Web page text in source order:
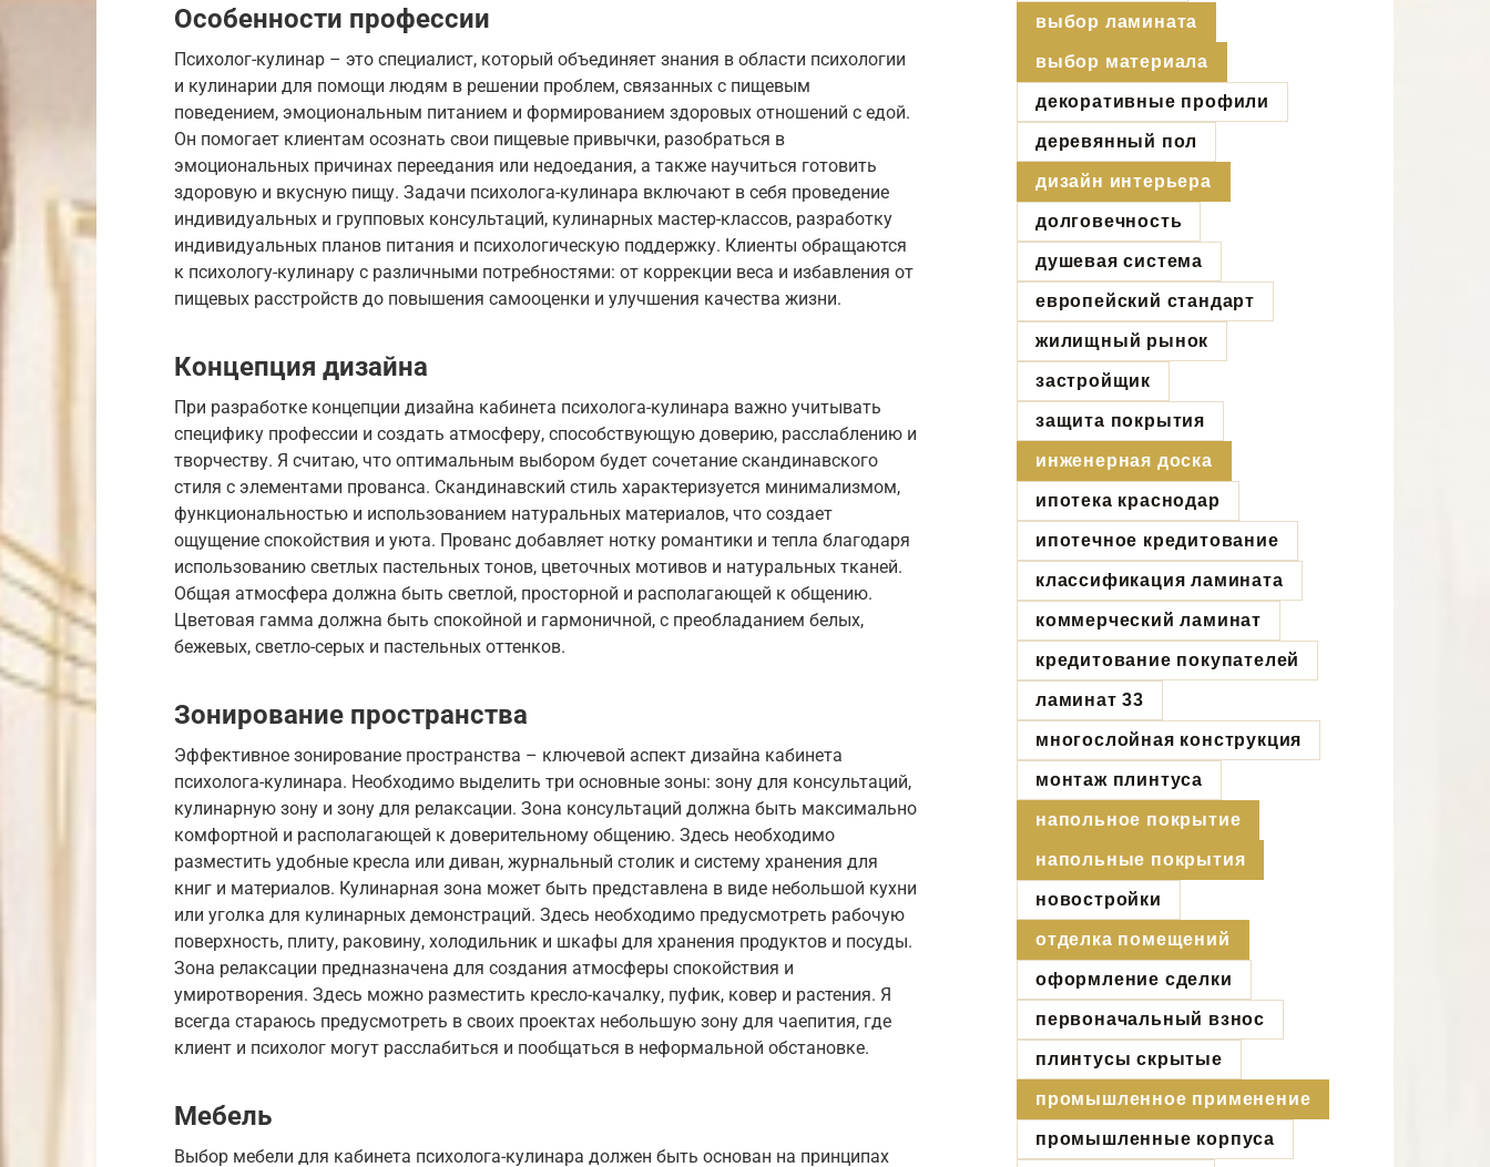
Особенности профессии
Психолог-кулинар – это специалист, который объединяет знания в области психологии
и кулинарии для помощи людям в решении проблем, связанных с пищевым
поведением, эмоциональным питанием и формированием здоровых отношений с едой.
Он помогает клиентам осознать свои пищевые привычки, разобраться в
эмоциональных причинах переедания или недоедания, а также научиться готовить
здоровую и вкусную пищу. Задачи психолога-кулинара включают в себя проведение
индивидуальных и групповых консультаций, кулинарных мастер-классов, разработку
индивидуальных планов питания и психологическую поддержку. Клиенты обращаются
к психологу-кулинару с различными потребностями: от коррекции веса и избавления от
пищевых расстройств до повышения самооценки и улучшения качества жизни.
Концепция дизайна
При разработке концепции дизайна кабинета психолога-кулинара важно учитывать
специфику профессии и создать атмосферу, способствующую доверию, расслаблению и
творчеству. Я считаю, что оптимальным выбором будет сочетание скандинавского
стиля с элементами прованса. Скандинавский стиль характеризуется минимализмом,
функциональностью и использованием натуральных материалов, что создает
ощущение спокойствия и уюта. Прованс добавляет нотку романтики и тепла благодаря
использованию светлых пастельных тонов, цветочных мотивов и натуральных тканей.
Общая атмосфера должна быть светлой, просторной и располагающей к общению.
Цветовая гамма должна быть спокойной и гармоничной, с преобладанием белых,
бежевых, светло-серых и пастельных оттенков.
Зонирование пространства
Эффективное зонирование пространства – ключевой аспект дизайна кабинета
психолога-кулинара. Необходимо выделить три основные зоны: зону для консультаций,
кулинарную зону и зону для релаксации. Зона консультаций должна быть максимально
комфортной и располагающей к доверительному общению. Здесь необходимо
разместить удобные кресла или диван, журнальный столик и систему хранения для
книг и материалов. Кулинарная зона может быть представлена в виде небольшой кухни
или уголка для кулинарных демонстраций. Здесь необходимо предусмотреть рабочую
поверхность, плиту, раковину, холодильник и шкафы для хранения продуктов и посуды.
Зона релаксации предназначена для создания атмосферы спокойствия и
умиротворения. Здесь можно разместить кресло-качалку, пуфик, ковер и растения. Я
всегда стараюсь предусмотреть в своих проектах небольшую зону для чаепития, где
клиент и психолог могут расслабиться и пообщаться в неформальной обстановке.
Мебель
Выбор мебели для кабинета психолога-кулинара должен быть основан на принципах
выбор ламината
выбор материала
декоративные профили
деревянный пол
дизайн интерьера
долговечность
душевая система
европейский стандарт
жилищный рынок
застройщик
защита покрытия
инженерная доска
ипотека краснодар
ипотечное кредитование
классификация ламината
коммерческий ламинат
кредитование покупателей
ламинат 33
многослойная конструкция
монтаж плинтуса
напольное покрытие
напольные покрытия
новостройки
отделка помещений
оформление сделки
первоначальный взнос
плинтусы скрытые
промышленное применение
промышленные корпуса